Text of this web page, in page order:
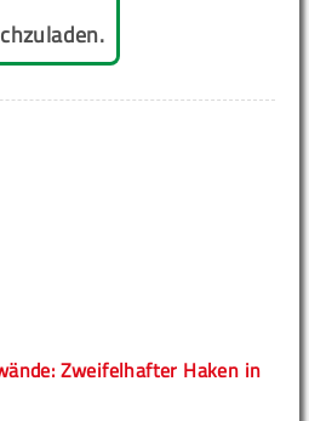
Zweifelhafter Haken in